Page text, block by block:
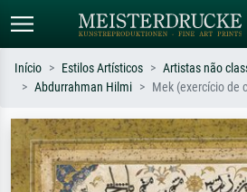
Pesquise por artista, título ou estilo –
ex: Monet, Noite Estrelada,
impressionismo, onda de Hokusai, nu.
a
Início Estilos Artísticos
Artistas não
Abdurrahman Hilmi
Mek (exercício de